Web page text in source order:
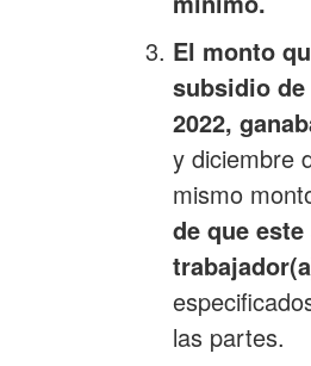
El monto
subsidio de
2022,
y diciembre
mismo
de que
las partes.